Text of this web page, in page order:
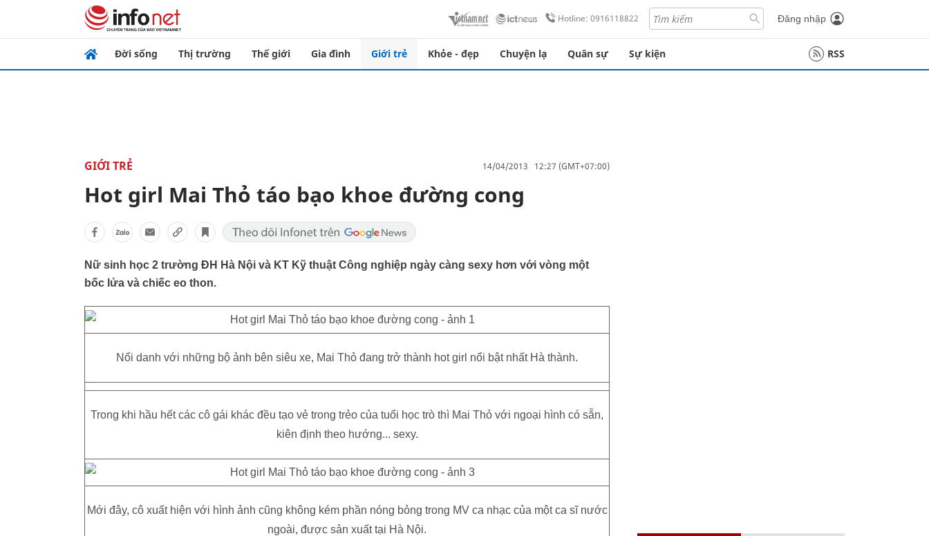
Hotline: 0916118822 Đăng nhập
Đời sống Thị trường Thế giới Gia đình Giới trẻ Khỏe - đẹp Chuyện lạ Quân sự Sự kiện RSS
GIỚI TRẺ 14/04/2013 12:27 (GMT+07:00)
Hot girl Mai Thỏ táo bạo khoe đường cong
Nữ sinh học 2 trường ĐH Hà Nội và KT Kỹ thuật Công nghiệp ngày càng sexy hơn với vòng một
bốc lửa và chiếc eo thon.
Nổi danh với những bộ ảnh bên siêu xe, Mai Thỏ đang trở thành hot girl nổi bật nhất Hà thành.
Trong khi hầu hết các cô gái khác đều tạo vẻ trong trẻo của tuổi học trò thì Mai Thỏ với ngoại hình có sẵn,
kiên định theo hướng... sexy.
Mới đây, cô xuất hiện với hình ảnh cũng không kém phần nóng bỏng trong MV ca nhạc của một ca sĩ nước
ngoài, được sản xuất tại Hà Nội.